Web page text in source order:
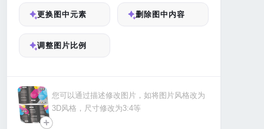
更换图中元素 删除图中内容
调整图片比例
+